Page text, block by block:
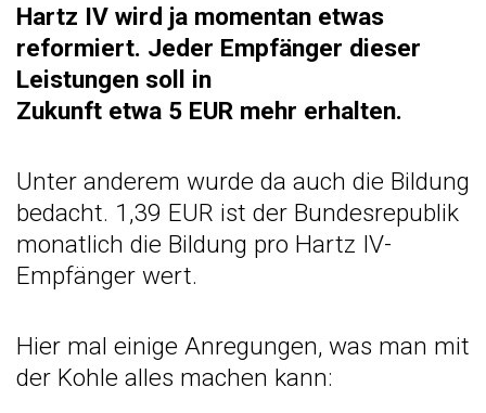
Hartz IV wird ja momentan etwas
reformiert. Jeder Empfänger dieser
Leistungen soll in
Zukunft etwa 5 EUR mehr erhalten.
Unter anderem wurde da auch die Bildung
bedacht. 1,39 EUR ist der Bundesrepublik
monatlich die Bildung pro Hartz IV-
Empfänger wert.
Hier mal einige Anregungen, was man mit
der Kohle alles machen kann: